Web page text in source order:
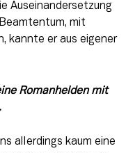
Auseinandersetzung
mit
kannte er aus eigener
Romanhelden mit
allerdings kaum eine